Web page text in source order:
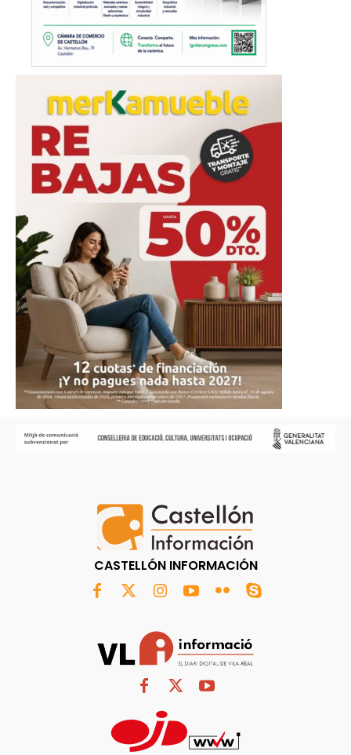
CASTELLÓN INFORMACIÓN